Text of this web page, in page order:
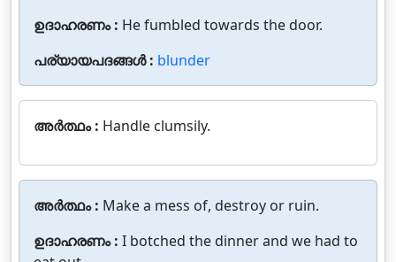
ഉദാഹരണം : He fumbled towards the door.
പര്യായപദങ്ങൾ : blunder
അർത്ഥം : Handle clumsily.
അർത്ഥം : Make a mess of, destroy or ruin.
ഉദാഹരണം : I botched the dinner and we had to